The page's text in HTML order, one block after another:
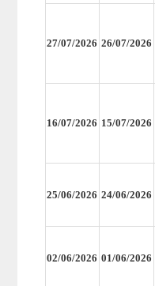
26/07/2026
27/07/2026
15/07/2026
16/07/2026
24/06/2026
25/06/2026
01/06/2026
02/06/2026